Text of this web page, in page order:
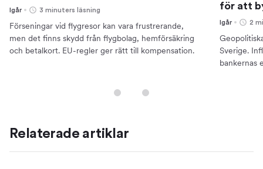
Igår 3 minuters läsning
Förseningar vid flygresor kan vara frustrerande,
men det finns skydd från flygbolag, hemförsäkring
och betalkort. EU-regler ger rätt till kompensation.
för att
Igår 2
Sverige.
bankernas
Relaterade artiklar